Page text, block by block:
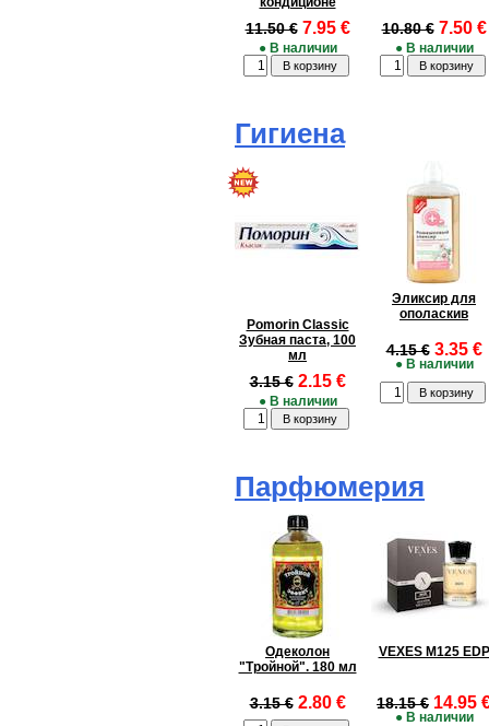
11.50 € 7.95 €
● В наличии
10.80 € 7.50 €
● В наличии
Гигиена
Pomorin Classic
Зубная паста, 100
мл
3.15 € 2.15 €
● В наличии
Эликсир для
ополаскив
4.15 € 3.35 €
● В наличии
Парфюмерия
Одеколон
"Тройной". 180 мл
3.15 € 2.80 €
VEXES M125 EDP
18.15 € 14.95
● В наличии